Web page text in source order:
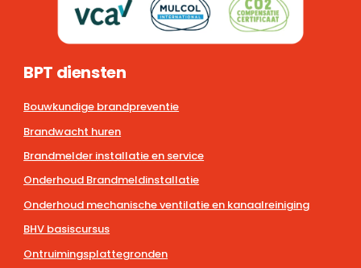
BPT diensten
Bouwkundige brandpreventie
Brandwacht huren
Brandmelder installatie en service
Onderhoud Brandmeldinstallatie
Onderhoud mechanische ventilatie en kanaalreiniging
BHV basiscursus
Ontruimingsplattegronden